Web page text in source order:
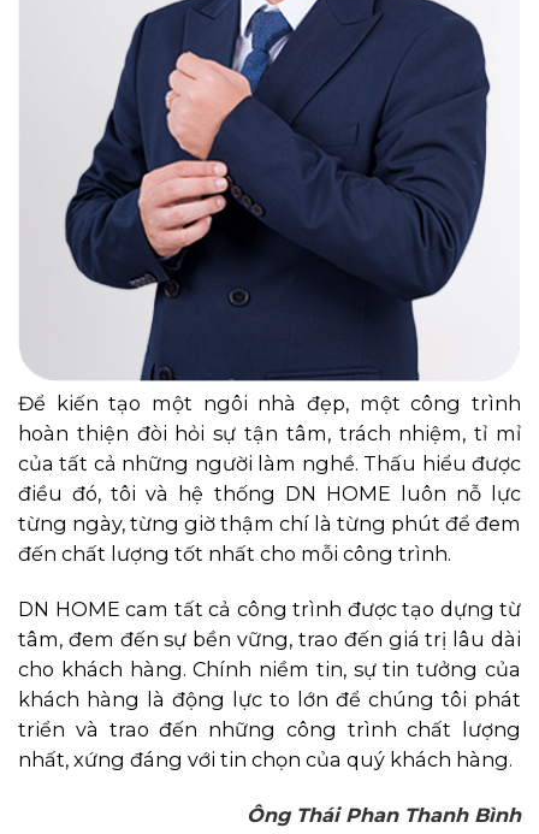
Để kiến tạo một ngôi nhà đẹp, một công trình
hoàn thiện đòi hỏi sự tận tâm, trách nhiệm, tỉ mỉ
của tất cả những người làm nghề. Thấu hiểu được
điều đó, tôi và hệ thống DN HOME luôn nỗ lực
từng ngày, từng giờ thậm chí là từng phút để đem
đến chất lượng tốt nhất cho mỗi công trình.
DN HOME cam tất cả công trình được tạo dựng từ
tâm, đem đến sự bền vững, trao đến giá trị lâu dài
cho khách hàng. Chính niềm tin, sự tin tưởng của
khách hàng là động lực to lớn để chúng tôi phát
triển và trao đến những công trình chất lượng
nhất, xứng đáng với tin chọn của quý khách hàng.
Ông Thái Phan Thanh Bình